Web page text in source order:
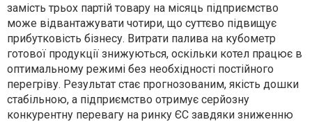
замість трьох партій товару на місяць підприємство
може відвантажувати чотири, що суттєво підвищує
прибутковість бізнесу. Витрати палива на кубометр
готової продукції знижуються, оскільки котел працює в
оптимальному режимі без необхідності постійного
перегріву. Результат стає прогнозованим, якість дошки
стабільною, а підприємство отримує серйозну
конкурентну перевагу на ринку ЄС завдяки зниженню